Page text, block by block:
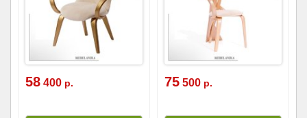
58 400 р. 75 500 р.